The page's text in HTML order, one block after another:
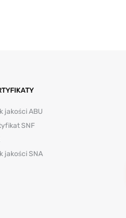
jakości ABU
SNF
jakości SNA